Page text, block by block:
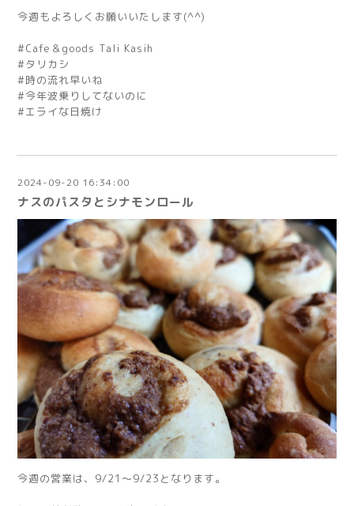
今週もよろしくお願いいたします(^^)
#Cafe＆goods Tali Kasih
#タリカシ
#時の流れ早いね
#今年波乗りしてないのに
#エライな日焼け
2024-09-20 16:34:00
ナスのパスタとシナモンロール
今週の営業は、9/21〜9/23となります。